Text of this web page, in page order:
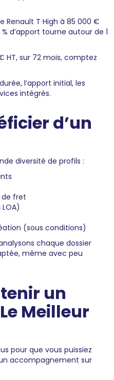
Renault T High à 85 000 €
d’apport tourne autour de 1
HT, sur 72 mois, comptez
l’apport initial, les
intégrés.
d’un
diversité de profils :
de fret
(sous conditions)
chaque dossier
même avec peu
un
Meilleur
pour que vous puissiez
accompagnement sur